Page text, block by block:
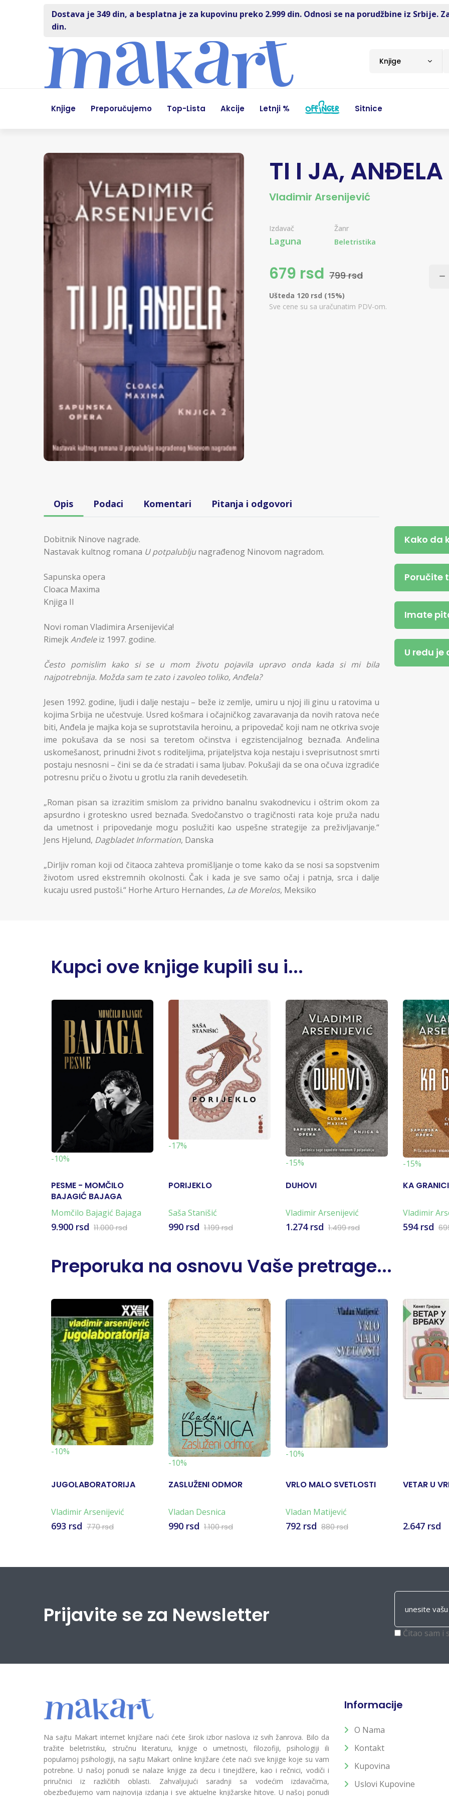
Dostava je 349 din, a besplatna je za kupovinu preko 2.999 din. Odnosi se na porudžbine iz Srbije.
din.
Knjige
Knjige Preporučujemo Top-Lista Akcije Letnji % Sitnice
TI I JA, ANĐELA
Vladimir Arsenijević
Izdavač
Laguna
Žanr
Beletristika
679 rsd 799 rsd
Ušteda 120 rsd (15%)
Sve cene su sa uračunatim PDV-om.
Opis Podaci Komentari Pitanja i odgovori
Dobitnik Ninove nagrade.
Nastavak kultnog romana U potpalubljunagrađenog Ninovom nagradom.
Sapunska opera
Cloaca Maxima
Knjiga II
Novi roman Vladimira Arsenijevića!
RimejkAnđeleiz 1997. godine.
Često pomislim kako si se u mom životu pojavila upravo onda kada si mi bila
najpotrebnija. Možda sam te zato i zavoleo toliko, Anđela?
Jesen 1992. godine, ljudi i dalje nestaju – beže iz zemlje, umiru u njoj ili ginu u ratovima u
kojima Srbija ne učestvuje. Usred košmara i očajničkog zavaravanja da novih ratova neće
biti, Anđela je majka koja se suprotstavila heroinu, a pripovedač koji nam ne otkriva svoje
ime pokušava da se nosi sa teretom očinstva i egzistencijalnog beznađa. Anđelina
uskomešanost, prinudni život s roditeljima, prijateljstva koja nestaju i sveprisutnost smrti
postaju nesnosni – čini se da će stradati i sama ljubav. Pokušaji da se ona očuva izgradiće
potresnu priču o životu u grotlu zla ranih devedesetih.
„Roman pisan sa izrazitim smislom za prividno banalnu svakodnevicu i oštrim okom za
apsurdno i groteskno usred beznađa. Svedočanstvo o tragičnosti rata koje pruža nadu
da umetnost i pripovedanje mogu poslužiti kao uspešne strategije za preživljavanje.“
Jens Hjelund, Dagbladet Information, Danska
„Dirljiv roman koji od čitaoca zahteva promišljanje o tome kako da se nosi sa sopstvenim
životom usred ekstremnih okolnosti. Čak i kada je sve samo očaj i patnja, srca i dalje
kucaju usred pustoši.“ Horhe Arturo Hernandes, La de Morelos, Meksiko
Kako da
Poručite
Imate
U redu
Kupci ove knjige kupili su i...
-10%
PESME - MOMČILO
BAJAGIĆ BAJAGA
Momčilo Bajagić Bajaga
9.900 rsd 11.000 rsd
-17%
PORIJEKLO
Saša Stanišić
990 rsd 1.199 rsd
-15%
DUHOVI
Vladimir Arsenijević
1.274 rsd 1.499 rsd
-15%
KA GRANICI
Vladimir
594 rsd
Preporuka na osnovu Vaše pretrage...
-10%
JUGOLABORATORIJA
Vladimir Arsenijević
693 rsd 770 rsd
-10%
ZASLUŽENI ODMOR
Vladan Desnica
990 rsd 1.100 rsd
-10%
VRLO MALO SVETLOSTI
Vladan Matijević
792 rsd 880 rsd
VETAR U
2.647 rsd
Prijavite se za Newsletter
Čitao sam i
Na sajtu Makart internet knjižare naći ćete širok izbor naslova iz svih žanrova. Bilo da
tražite beletristiku, stručnu literaturu, knjige o umetnosti, filozofiji, psihologiji ili
popularnoj psihologiji, na sajtu Makart online knjižare ćete naći sve knjige koje su vam
potrebne. U našoj ponudi se nalaze knjige za decu i tinejdžere, kao i rečnici, vodiči i
priručnici iz različitih oblasti. Zahvaljujući saradnji sa vodećim izdavačima,
obezbeđujemo vam najnovija izdanja i sve aktuelne knjižarske hitove. U našoj ponudi
Informacije
O Nama
Kontakt
Kupovina
Uslovi Kupovine